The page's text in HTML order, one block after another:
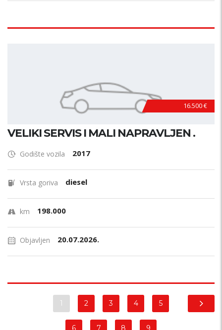
16.500 €
VELIKI SERVIS I MALI NAPRAVLJEN .
Godište vozila 2017
Vrsta goriva diesel
km 198.000
Objavljen 20.07.2026.
1 2 3 4 5
6 7 8 9